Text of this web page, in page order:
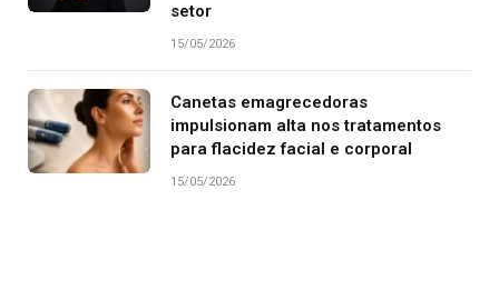
setor
15/05/2026
Canetas emagrecedoras
impulsionam alta nos tratamentos
para flacidez facial e corporal
15/05/2026